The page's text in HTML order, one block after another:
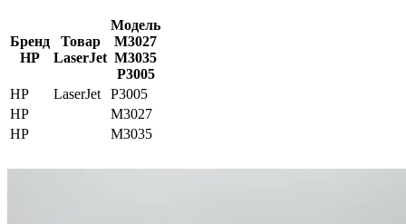
Бренд
HP
Товар
LaserJet
Модель
M3027
M3035
P3005
HP
LaserJet
P3005
HP
M3027
HP
M3035